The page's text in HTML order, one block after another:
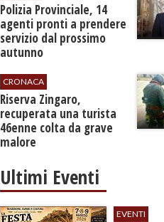
​Polizia Provinciale, 14
agenti pronti a prendere
servizio dal prossimo
autunno
CRONACA
​Riserva Zingaro,
recuperata una turista
46enne colta da grave
malore
Ultimi Eventi
EVENTI